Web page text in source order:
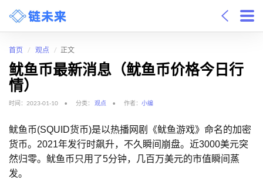
首页 观点 正文
鱿鱼币最新消息（鱿鱼币价格今日行
情）
时间：2023-01-10 分类： 观点 作者： 小编
鱿鱼币(SQUID货币)是以热播网剧《鱿鱼游戏》命名的加密
货币。2021年发行时飙升，不久瞬间崩盘。近3000美元突
然归零。鱿鱼币只用了5分钟，几百万美元的市值瞬间蒸
发。